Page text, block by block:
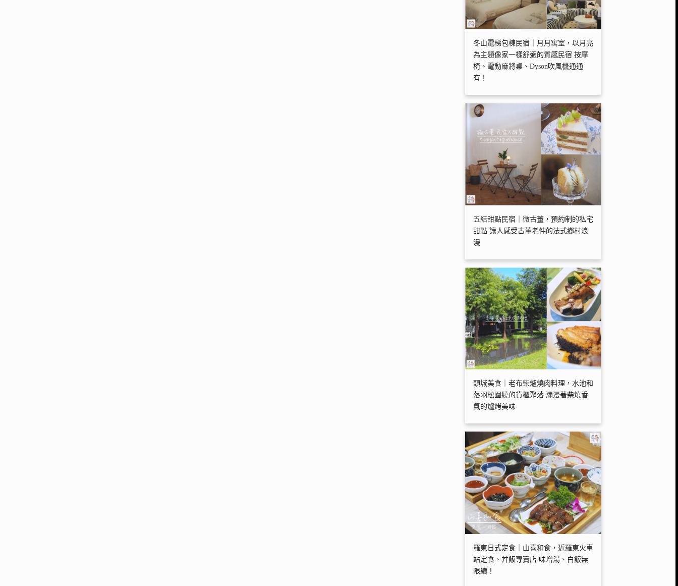
冬山電梯包棟民宿｜月月寓室，以月亮
為主題像家一樣舒適的質感民宿 按摩
椅、電動麻將桌、Dyson吹風機通通
有！
五結甜點民宿｜微古董，預約制的私宅
甜點 讓人感受古董老件的法式鄉村浪
漫
頭城美食｜老布柴爐燒肉料理，水池和
落羽松圍繞的貨櫃聚落 瀰漫著柴燒香
氣的爐烤美味
羅東日式定食｜山喜和食，近羅東火車
站定食、丼飯專賣店 味增湯、白飯無
限續！